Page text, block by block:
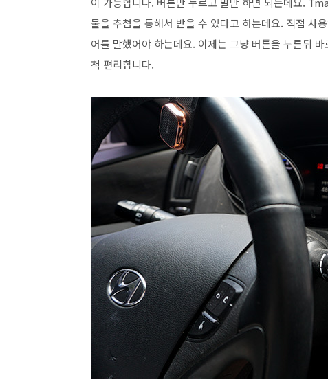
물을 추첨을 통해서 받을 수 있다고 하는데요. 직접 사
어를 말했어야 하는데요. 이제는 그냥 버튼을 누른뒤
척 편리합니다.